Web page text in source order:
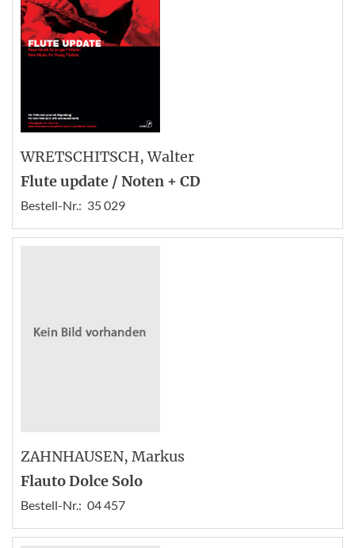
WRETSCHITSCH, Walter
Flute update / Noten + CD
Bestell-Nr.: 35 029
ZAHNHAUSEN, Markus
Flauto Dolce Solo
Bestell-Nr.: 04 457